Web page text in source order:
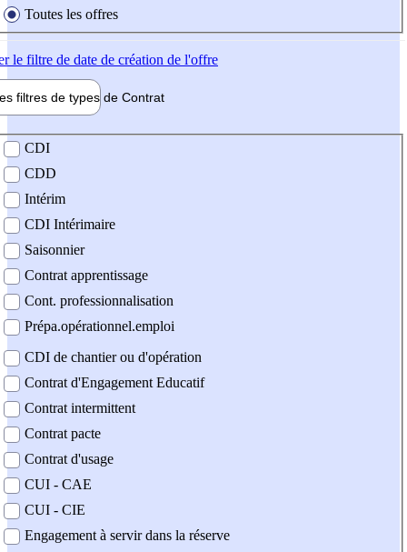
Toutes les offres
le filtre de date de création de l'offre
filtres de types de Contrat
contrat
CDI
CDD
Intérim
CDI Intérimaire
Saisonnier
Contrat apprentissage
Cont. professionnalisation
Prépa.opérationnel.emploi
CDI de chantier ou d'opération
Contrat d'Engagement Educatif
Contrat intermittent
Contrat pacte
Contrat d'usage
CUI - CAE
CUI - CIE
Engagement à servir dans la réserve